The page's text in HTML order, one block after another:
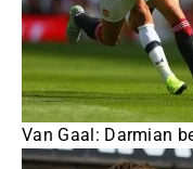
Van Gaal: Darmian